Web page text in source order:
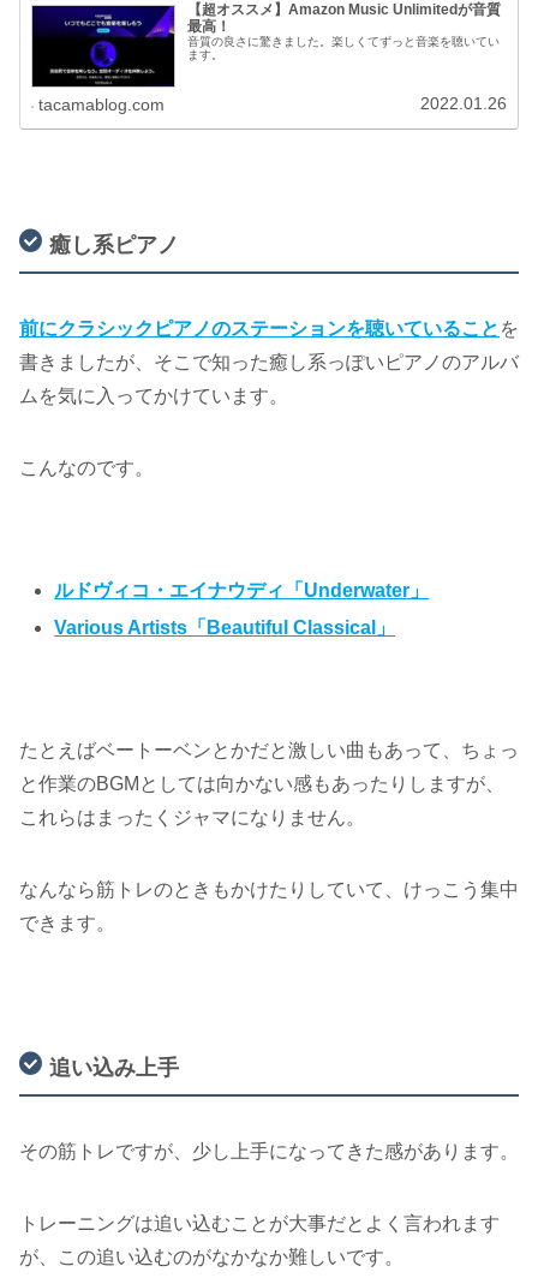
【超オススメ】Amazon Music Unlimitedが音質
最高！
音質の良さに驚きました。楽しくてずっと音楽を聴いてい
ます。
tacamablog.com 2022.01.26
癒し系ピアノ
前にクラシックピアノのステーションを聴いていること を
書きましたが、そこで知った癒し系っぽいピアノのアルバ
ムを気に入ってかけています。
こんなのです。
ルドヴィコ・エイナウディ「Underwater」
Various Artists「Beautiful Classical」
たとえばベートーベンとかだと激しい曲もあって、ちょっ
と作業のBGMとしては向かない感もあったりしますが、
これらはまったくジャマになりません。
なんなら筋トレのときもかけたりしていて、けっこう集中
できます。
追い込み上手
その筋トレですが、少し上手になってきた感があります。
トレーニングは追い込むことが大事だとよく言われます
が、この追い込むのがなかなか難しいです。